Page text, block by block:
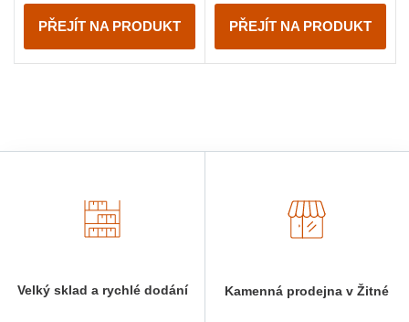
PŘEJÍT NA PRODUKT PŘEJÍT NA PRODUKT
Velký sklad a rychlé dodání Kamenná prodejna v Žitné